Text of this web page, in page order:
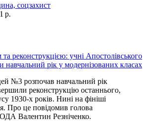
соцзахист
р.
№3 розпочав навчальний рік
реконструкцію останнього,
1930-х років. Нині на фініші
Про це повідомив голова
ОДА Валентин Резніченко.